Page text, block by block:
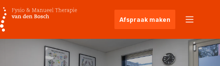
naar
de
inhoud
Afspraak maken